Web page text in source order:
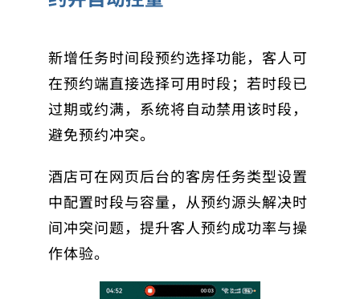
新增任务时间段预约选择功能，客人可
在预约端直接选择可用时段；若时段已
过期或约满，系统将自动禁用该时段，
避免预约冲突。
酒店可在网页后台的客房任务类型设置
中配置时段与容量，从预约源头解决时
间冲突问题，提升客人预约成功率与操
作体验。